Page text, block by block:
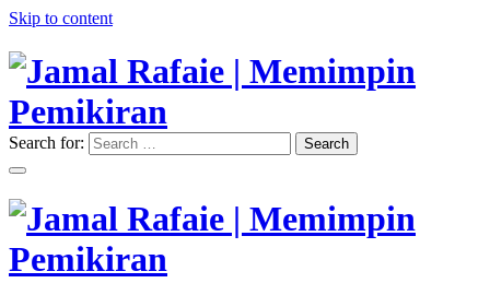
Skip to content
Jamal Rafaie | Memimpin
Pemikiran
"Memimpin Pemikiran"
Search for: Search